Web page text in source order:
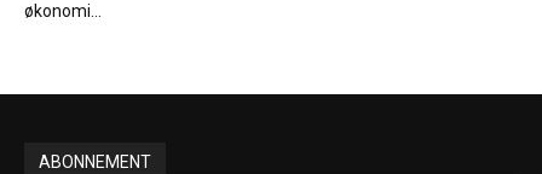
økonomi...
ABONNEMENT